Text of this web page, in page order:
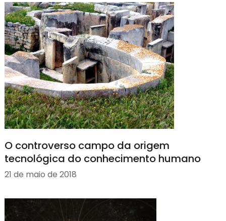
O controverso campo da origem
tecnológica do conhecimento humano
21 de maio de 2018